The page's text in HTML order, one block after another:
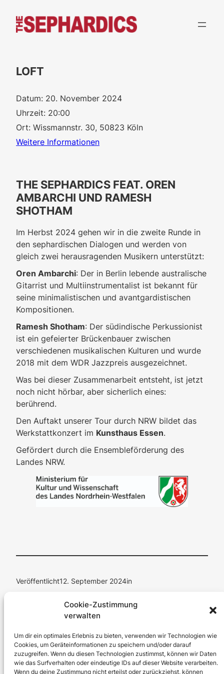
Cookie-Zustimmung
verwalten
Um dir ein optimales Erlebnis zu bieten, verwenden wir Technologien wie
Cookies, um Geräteinformationen zu speichern und/oder darauf
zuzugreifen. Wenn du diesen Technologien zustimmst, können wir Daten
wie das Surfverhalten oder eindeutige IDs auf dieser Website verarbeiten.
Wenn du deine Zustimmung nicht erteilst oder zurückziehst, können
Inhalt
springen
LOFT
Datum: 20. November 2024
Uhrzeit: 20:00
Ort: Wissmannstr. 30, 50823 Köln
Weitere Informationen
THE SEPHARDICS FEAT. OREN
AMBARCHI UND RAMESH
SHOTHAM
Im Herbst 2024 gehen wir in die zweite Runde in
den sephardischen Dialogen und werden von
gleich zwei herausragenden Musikern unterstützt:
Oren Ambarchi: Der in Berlin lebende australische
Gitarrist und Multiinstrumentalist ist bekannt für
seine minimalistischen und avantgardistischen
Kompositionen.
Ramesh Shotham: Der südindische Perkussionist
ist ein gefeierter Brückenbauer zwischen
verschiedenen musikalischen Kulturen und wurde
2018 mit dem WDR Jazzpreis ausgezeichnet.
Was bei dieser Zusammenarbeit entsteht, ist jetzt
noch nicht hörbar, aber sicherlich eines:
berührend.
Den Auftakt unserer Tour durch NRW bildet das
Werkstattkonzert im Kunsthaus Essen.
Gefördert durch die Ensembleförderung des
Landes NRW.
Veröffentlicht12. September 2024in
Manuela Weichenrieder